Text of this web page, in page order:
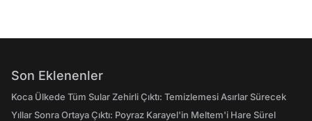
Son Eklenenler
Koca Ülkede Tüm Sular Zehirli Çıktı: Temizlemesi Asırlar Sürecek
Yıllar Sonra Ortaya Çıktı: Poyraz Karayel'in Meltem'i Hare Sürel